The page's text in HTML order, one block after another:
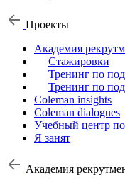
Проекты
Академия
Стажировки
Тренинг по
Тренинг по
Coleman insights
Coleman dialogues
Учебный центр
Я занят
Академия